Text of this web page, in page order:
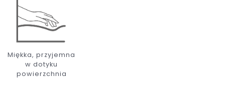
Miękka, przyjemna
w dotyku
powierzchnia